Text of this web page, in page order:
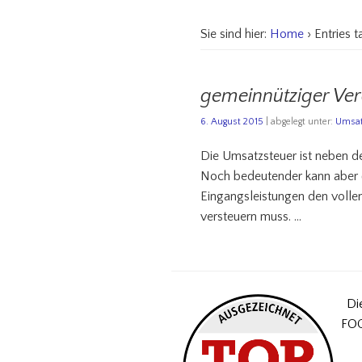
Sie sind hier: Home › Entries
gemeinnütziger
6. August 2015 | abgelegt unter:
Die Umsatzsteuer ist neben
Noch bedeutender kann
Eingangsleistungen den
versteuern muss. …